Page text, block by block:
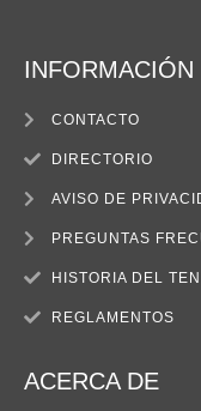
INFORMACIÓN
CONTACTO
DIRECTORIO
AVISO DE
PREGUNTAS
HISTORIA DEL
REGLAMENTOS
ACERCA DE